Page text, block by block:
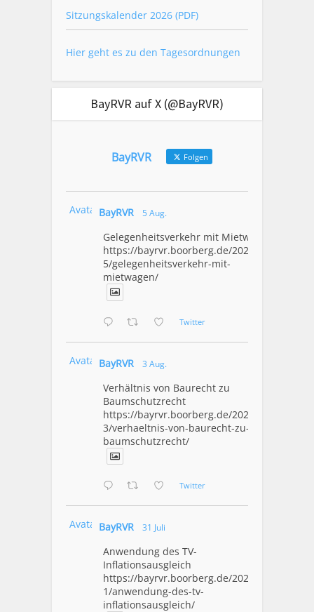
Sitzungskalender 2026 (PDF)
Hier geht es zu den Tagesordnungen
BayRVR auf X (@BayRVR)
BayRVR Folgen
Avatar BayRVR 5 Aug.
Gelegenheitsverkehr mit Mietwagen
https://bayrvr.boorberg.de/2026/08/0
5/gelegenheitsverkehr-mit-
mietwagen/
Twitter
Avatar BayRVR 3 Aug.
Verhältnis von Baurecht zu
Baumschutzrecht
https://bayrvr.boorberg.de/2026/08/0
3/verhaeltnis-von-baurecht-zu-
baumschutzrecht/
Twitter
Avatar BayRVR 31 Juli
Anwendung des TV-
Inflationsausgleich
https://bayrvr.boorberg.de/2026/07/3
1/anwendung-des-tv-
inflationsausgleich/